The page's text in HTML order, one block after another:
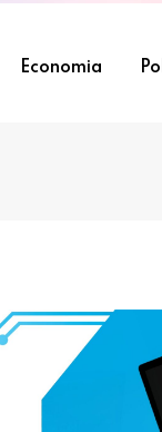
Economia